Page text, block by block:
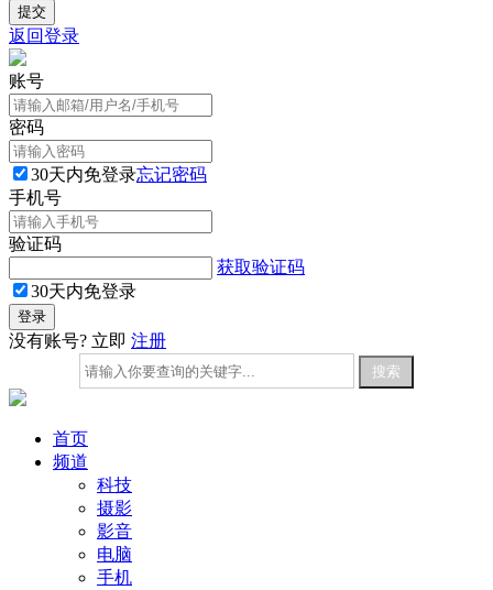
返回登录
账号
密码
30天内免登录忘记密码
手机号
验证码
获取验证码
30天内免登录
没有账号? 立即 注册
首页
频道
科技
摄影
影音
电脑
手机